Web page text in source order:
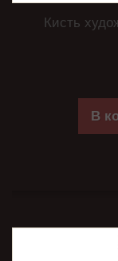
Кисть
В